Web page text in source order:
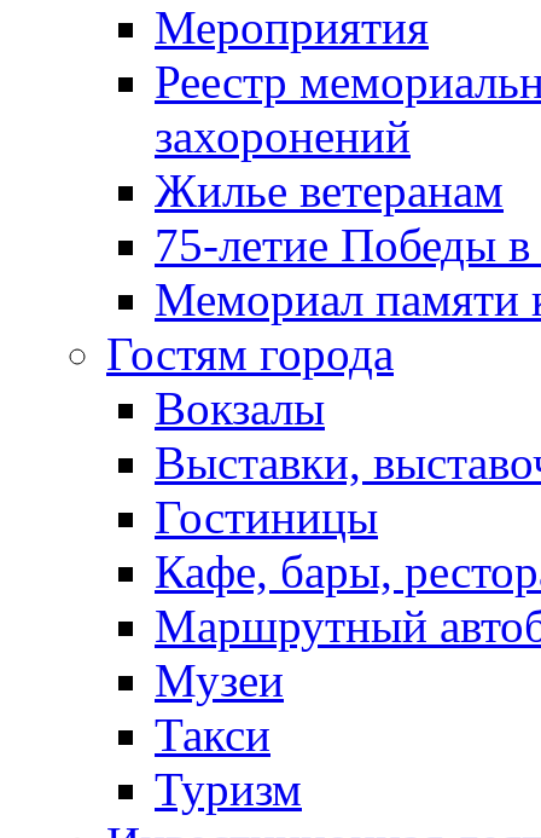
Мероприятия
Реестр
захоронений
Жилье ветеранам
75-летие Победы
Мемориал памяти
Гостям города
Вокзалы
Выставки,
Гостиницы
Кафе, бары,
Маршрутный
Музеи
Такси
Туризм